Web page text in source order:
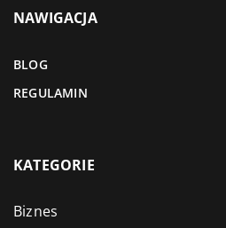
NAWIGACJA
BLOG
REGULAMIN
KATEGORIE
Biznes